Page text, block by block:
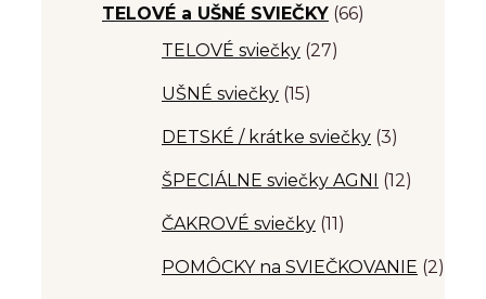
TELOVÉ a UŠNÉ SVIEČKY (66)
TELOVÉ sviečky (27)
UŠNÉ sviečky (15)
DETSKÉ / krátke sviečky (3)
ŠPECIÁLNE sviečky AGNI (12)
ČAKROVÉ sviečky (11)
POMÔCKY na SVIEČKOVANIE (2)